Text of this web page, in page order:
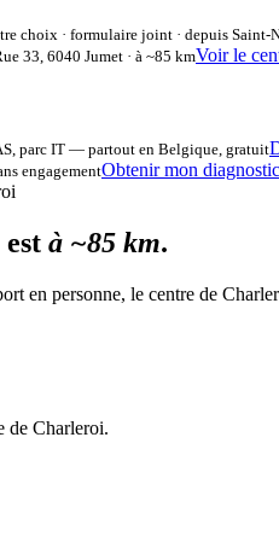
choix · formulaire joint · depuis
33, 6040 Jumet · à ~85 kmVoir le
parc IT — partout en Belgique, gratuit
engagementObtenir mon
à ~85 km.
en personne, le centre de
de Charleroi.